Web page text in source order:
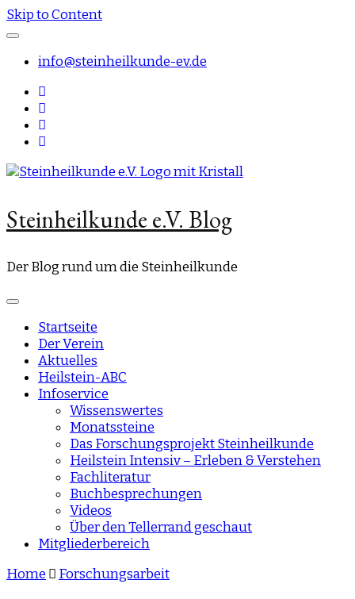
Skip to Content
info@steinheilkunde-ev.de
Steinheilkunde e.V. Blog
Der Blog rund um die Steinheilkunde
Startseite
Der Verein
Aktuelles
Heilstein-ABC
Infoservice
Wissenswertes
Monatssteine
Das Forschungsprojekt Steinheilkunde
Heilstein Intensiv – Erleben & Verstehen
Fachliteratur
Buchbesprechungen
Videos
Über den Tellerrand geschaut
Mitgliederbereich
Home
Forschungsarbeit